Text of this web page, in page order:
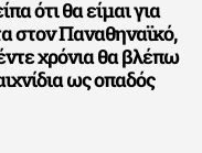
ότι θα είμαι για
στον Παναθηναϊκό,
χρόνια θα βλέπω
ως οπαδός